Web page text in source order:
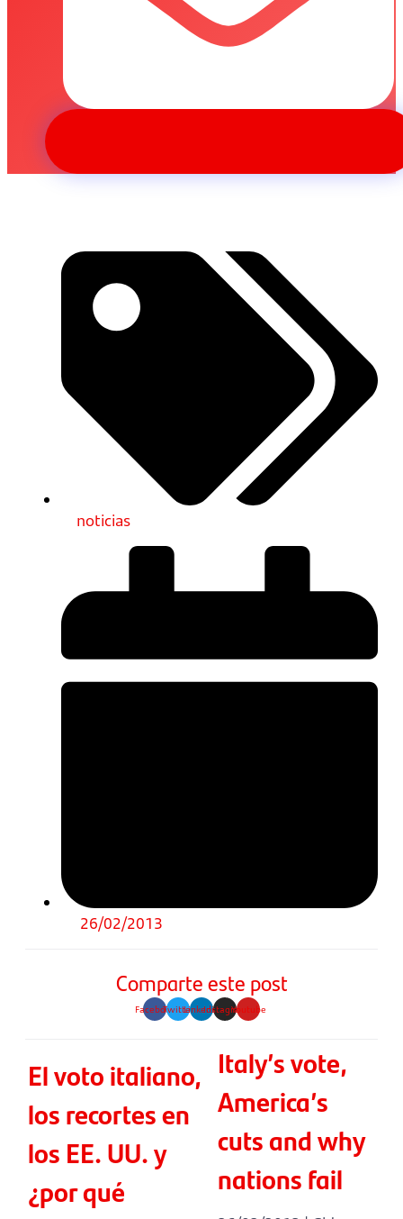
noticias
26/02/2013
Comparte este post
FacebookTwitterLinkedinInstagramYoutube
El voto italiano,
los recortes en
los EE. UU. y
¿por qué
Italy’s vote,
America’s
cuts and why
nations fail